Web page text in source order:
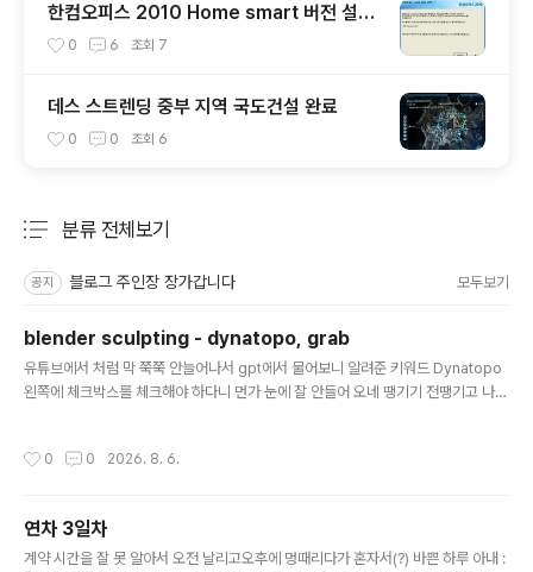
한컴오피스 2010 Home smart 버전 설치
기 + 사용기
0 6 조회 7
데스 스트렌딩 중부 지역 국도건설 완료
0 0 조회 6
분류 전체보기
공지 블로그 주인장 장가갑니다 모두보기
blender sculpting - dynatopo, grab
유튜브에서 처럼 막 쭉쭉 안늘어나서 gpt에서 물어보니 알려준 키워드 Dynatopo
왼쪽에 체크박스를 체크해야 하다니 먼가 눈에 잘 안들어 오네 땡기기 전땡기고 나
w인데 grab 으로 바꾸고 하니 겁나 쉽게 끌려온다. 다만 vertex 하나만 끌려오고,
0 0 2026. 8. 6.
연차 3일차
계약 시간을 잘 못 알아서 오전 날리고오후에 멍때리다가 혼자서(?) 바쁜 하루 아내 :